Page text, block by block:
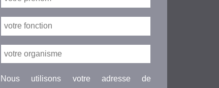
Nous utilisons votre adresse de